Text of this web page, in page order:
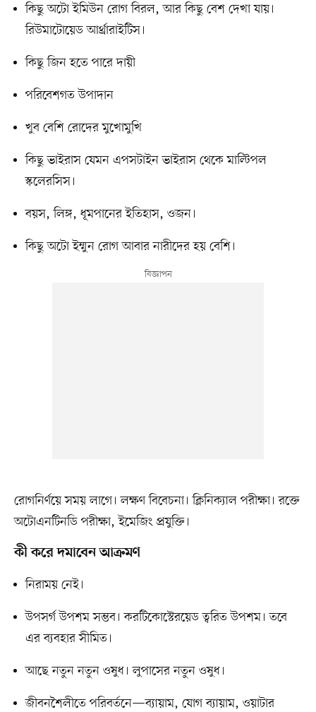
কিছু অটো ইমিউন রোগ বিরল, আর কিছু বেশ দেখা যায়।
রিউমাটোয়েড আর্থ্রারাইটিস।
কিছু জিন হতে পারে দায়ী
পরিবেশগত উপাদান
খুব বেশি রোদের মুখোমুখি
কিছু ভাইরাস যেমন এপসটাইন ভাইরাস থেকে মাল্টিপল
স্কলেরসিস।
বয়স, লিঙ্গ, ধূমপানের ইতিহাস, ওজন।
কিছু অটো ইম্মুন রোগ আবার নারীদের হয় বেশি।
রোগনির্ণয়ে সময় লাগে। লক্ষণ বিবেচনা। ক্লিনিক্যাল পরীক্ষা। রক্তে
অটোএনটিনডি পরীক্ষা, ইমেজিং প্রযুক্তি।
কী করে দমাবেন আক্রমণ
নিরাময় নেই।
উপসর্গ উপশম সম্ভব। করটিকোস্টেরয়েড ত্বরিত উপশম। তবে
এর ব্যবহার সীমিত।
আছে নতুন নতুন ওষুধ। লুপাসের নতুন ওষুধ।
জীবনশৈলীতে পরিবর্তনে—ব্যায়াম, যোগ ব্যায়াম, ওয়াটার